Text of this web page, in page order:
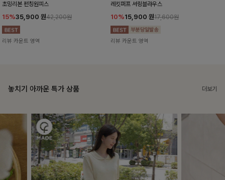
초밍리본 펀칭원피스
15%35,900 원42,200원
리뷰 카운트 영역
레킷퍼프 셔링블라우스
10%15,900 원17,600원
리뷰 카운트 영역
놓치기 아까운 특가 상품 더보기